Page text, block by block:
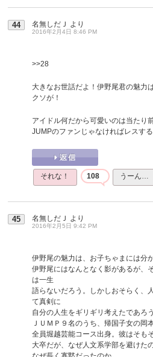
44 名無しだＪ より
2016年2月4日 8:46 PM
>>28
大きなお世話だよ！伊野尾君の魅力
クソが！
アイドル何だから可愛いのは当たり
JUMPのファンじゃなければレスする
それな！ 108 うーん…
45 名無しだＪ より
2016年2月5日 9:42 PM
伊野尾の魅力は、お子ちゃまには分
伊野尾にはなんとなく影があるが、
は一生
語らないだろう。しかしおそらく、
て真剣に
自分の人生をギリギリ考えたであろ
ＪＵＭＰ９名のうち、帰国子女の岡
全員堀越芸能コース出身。彼はそも
大卒だが、なぜ人文系学部を避けたの